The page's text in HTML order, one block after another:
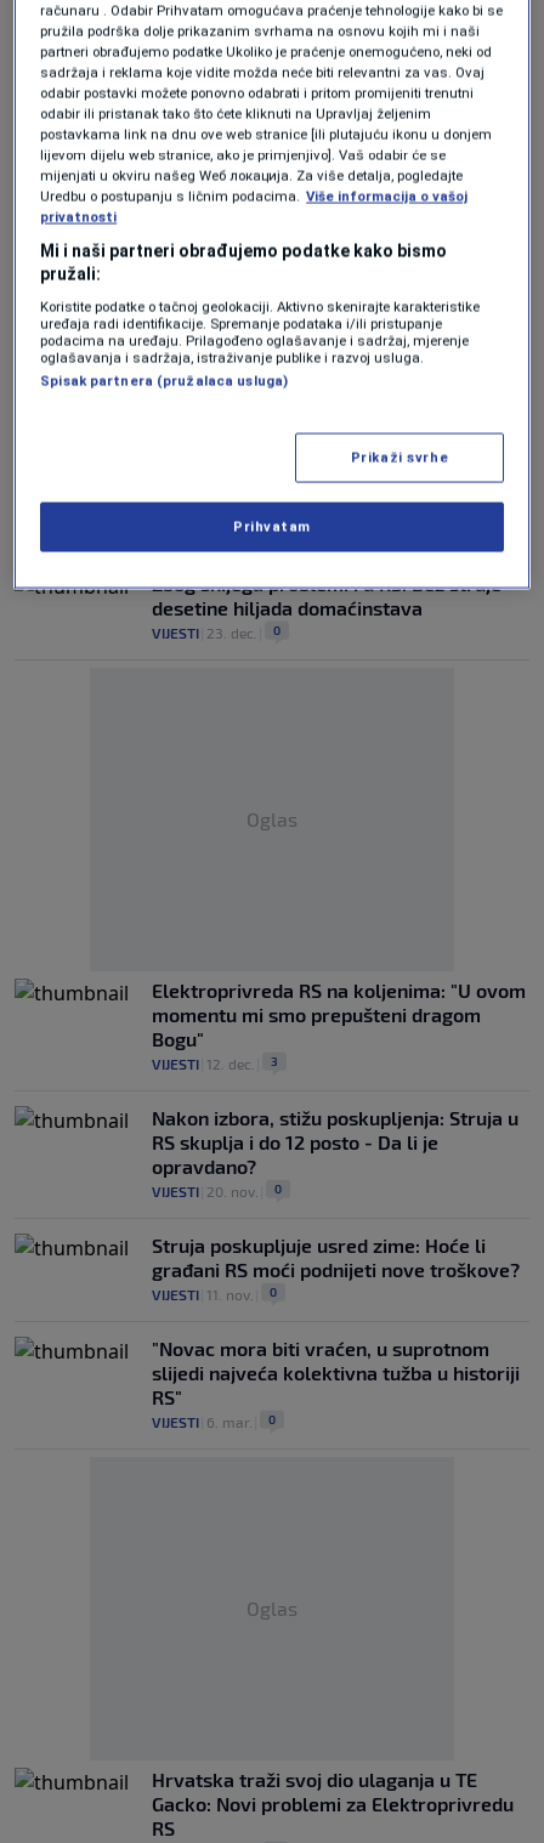
Oglas
je posrnuo, nisam zadovoljan
OGROMNI GUBICI
Elektroprivreda RS kupuje struju: TE
Gacko u remontu, hidroelektrane u
Od giganta do gubitaša: Dugove rješavaju
"umanjenjem plata radnika"
4. feb.| 0
Zbog snijega problemi i u RS: Bez struje
desetine hiljada domaćinstava
VIJESTI 23. dec. 0
Oglas
Elektroprivreda RS na koljenima: "U ovom
momentu mi smo prepušteni dragom
Bogu"
VIJESTI 12. dec. 3
Nakon izbora, stižu poskupljenja: Struja u
RS skuplja i do 12 posto - Da li je
opravdano?
VIJESTI 20. nov. 0
Struja poskupljuje usred zime: Hoće li
građani RS moći podnijeti nove troškove?
VIJESTI 11. nov. 0
"Novac mora biti vraćen, u suprotnom
slijedi najveća kolektivna tužba u historiji
RS"
VIJESTI 6. mar. 0
Oglas
Hrvatska traži svoj dio ulaganja u TE
Gacko: Novi problemi za Elektroprivredu
RS
računaru . Odabir Prihvatam omogućava praćenje tehnologije kako bi se
pružila podrška dolje prikazanim svrhama na osnovu kojih mi i naši
partneri obrađujemo podatke Ukoliko je praćenje onemogućeno, neki od
sadržaja i reklama koje vidite možda neće biti relevantni za vas. Ovaj
odabir postavki možete ponovno odabrati i pritom promijeniti trenutni
odabir ili pristanak tako što ćete kliknuti na Upravljaj željenim
postavkama link na dnu ove web stranice [ili plutajuću ikonu u donjem
lijevom dijelu web stranice, ako je primjenjivo]. Vaš odabir će se
mijenjati u okviru našeg Wеб локација. Za više detalja, pogledajte
Uredbu o postupanju s ličnim podacima. Više informacija o vašoj
privatnosti
Mi i naši partneri obrađujemo podatke kako bismo
pružali:
Koristite podatke o tačnoj geolokaciji. Aktivno skenirajte karakteristike
uređaja radi identifikacije. Spremanje podataka i/ili pristupanje
podacima na uređaju. Prilagođeno oglašavanje i sadržaj, mjerenje
oglašavanja i sadržaja, istraživanje publike i razvoj usluga.
Spisak partnera (pružalaca usluga)
Prikaži svrhe
Prihvatam